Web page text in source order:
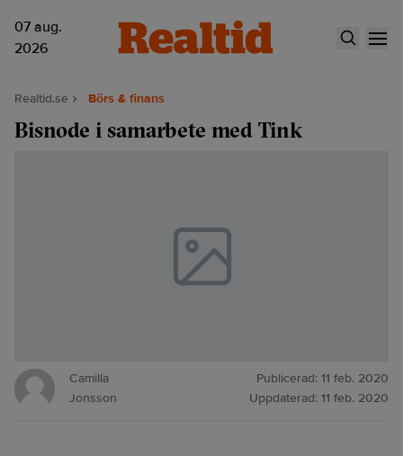
07 aug.
2026
Realtid.se Börs & finans
Bisnode i samarbete med Tink
Camilla
Jonsson
Publicerad: 11 feb. 2020
Uppdaterad: 11 feb. 2020